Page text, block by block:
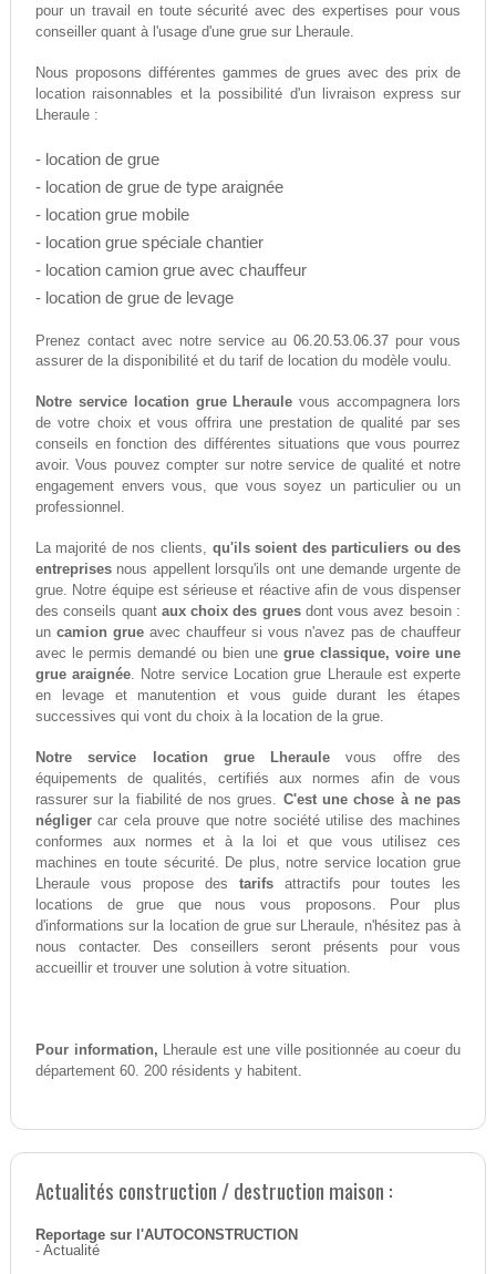
pour un travail en toute sécurité avec des expertises pour vous
conseiller quant à l'usage d'une grue sur Lheraule.
Nous proposons différentes gammes de grues avec des prix de
location raisonnables et la possibilité d'un livraison express sur
Lheraule :
- location de grue
- location de grue de type araignée
- location grue mobile
- location grue spéciale chantier
- location camion grue avec chauffeur
- location de grue de levage
Prenez contact avec notre service au06.20.53.06.37 pour vous
assurer de la disponibilité et du tarif de location du modèle voulu.
Notre service location grue Lheraule vous accompagnera lors
de votre choix et vous offrira une prestation de qualité par ses
conseils en fonction des différentes situations que vous pourrez
avoir. Vous pouvez compter sur notre service de qualité et notre
engagement envers vous, que vous soyez un particulier ou un
professionnel.
La majorité de nos clients, qu'ils soient des particuliers ou des
entreprisesnous appellent lorsqu'ils ont une demande urgente de
grue. Notre équipe est sérieuse et réactive afin de vous dispenser
des conseils quant aux choix des gruesdont vous avez besoin :
un camion grueavec chauffeur si vous n'avez pas de chauffeur
avec le permis demandé ou bien unegrue classique, voire une
grue araignée. Notre service Location grue Lheraule est experte
en levage et manutention et vous guide durant les étapes
successives qui vont du choix à la location de la grue.
Notre service location grue Lheraule vous offre des
équipements de qualités, certifiés aux normes afin de vous
rassurer sur la fiabilité de nos grues. C'est une chose à ne pas
négligercar cela prouve que notre société utilise des machines
conformes aux normes et à la loi et que vous utilisez ces
machines en toute sécurité. De plus, notre service location grue
Lheraule vous propose des tarifs attractifs pour toutes les
locations de grue que nous vous proposons. Pour plus
d'informations sur la location de grue sur Lheraule, n'hésitez pas à
nous contacter. Des conseillers seront présents pour vous
accueillir et trouver une solution à votre situation.
Pour information, Lheraule est une ville positionnée au coeur du
département 60. 200 résidents y habitent.
Actualités construction / destruction maison :
Reportage sur l'AUTOCONSTRUCTION
- Actualité